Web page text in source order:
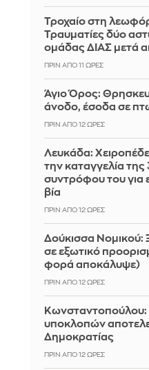
Τροχαίο στη
Τραυματίες δύο
ομάδας ΔΙΑΣ μετά
ΠΡΙΝ ΑΠΌ 11 ΏΡΕΣ
Άγιο Όρος:
άνοδο, έσοδα σε
ΠΡΙΝ ΑΠΌ 12 ΏΡΕΣ
Λευκάδα:
την καταγγελία της
συντρόφου του για
βία
ΠΡΙΝ ΑΠΌ 12 ΏΡΕΣ
Δούκισσα Νομικού:
σε εξωτικό
φορά αποκάλυψε)
ΠΡΙΝ ΑΠΌ 12 ΏΡΕΣ
Κωνσταντοπούλου:
υποκλοπών
Δημοκρατίας
ΠΡΙΝ ΑΠΌ 12 ΏΡΕΣ